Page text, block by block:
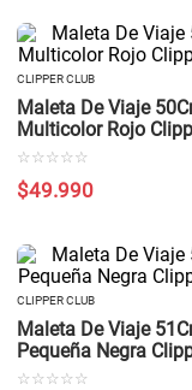
CLIPPER CLUB
Maleta De Viaje
Multicolor Rojo
☆ ☆ ☆ ☆ ☆
$49.990
CLIPPER CLUB
Maleta De Viaje
Pequeña Negra
☆ ☆ ☆ ☆ ☆